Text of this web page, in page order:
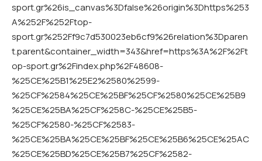
sport.gr%26is_canvas%3Dfalse%26origin%3Dhttps%253
A%252F%252Ftop-
sport.gr%252Ff9c7d530023eb6cf9%26relation%3Dparen
t.parent&container_width=343&href=https%3A%2F%2Ft
op-sport.gr%2Findex.php%2F48608-
%25CE%25B1%25E2%2580%2599-
%25CF%2584%25CE%25BF%25CF%2580%25CE%25B9
%25CE%25BA%25CF%258C-%25CE%25B5-
%25CF%2580-%25CF%2583-
%25CE%25BA%25CE%25BF%25CE%25B6%25CE%25AC
%25CE%25BD%25CE%25B7%25CF%2582-